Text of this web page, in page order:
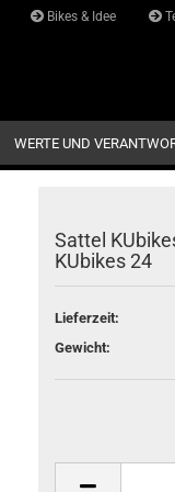
Bikes & Idee
WERTE UND
Sattel
KUbikes 24
Lieferzeit:
Gewicht: